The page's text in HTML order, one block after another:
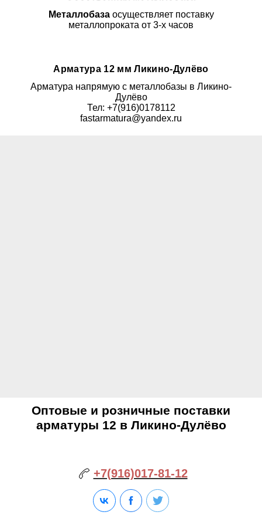
Металлобаза осуществляет поставку
металлопроката от 3-х часов
Арматура 12 мм Ликино-Дулёво
Арматура напрямую с металлобазы в Ликино-
Дулёво
Тел: +7(916)0178112
fastarmatura@yandex.ru
Оптовые и розничные поставки
арматуры 12 в Ликино-Дулёво
+7(916)017-81-12